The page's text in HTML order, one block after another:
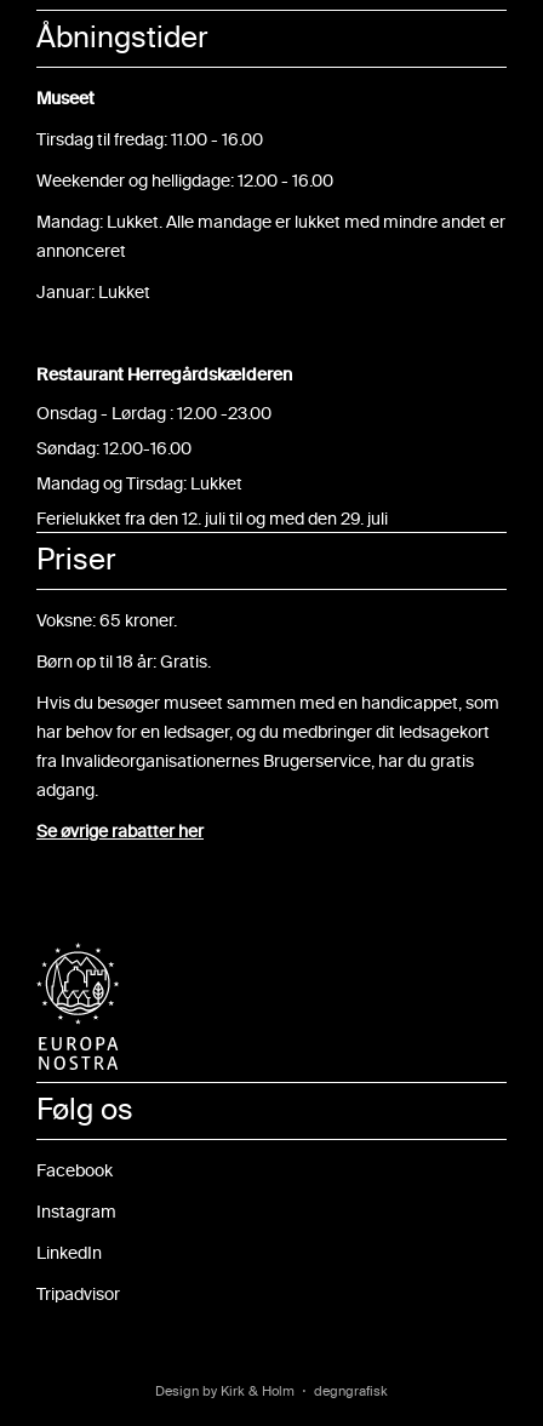
Åbningstider
Museet
Tirsdag til fredag: 11.00 - 16.00
Weekender og helligdage: 12.00 - 16.00
Mandag: Lukket. Alle mandage er lukket med mindre andet er
annonceret
Januar: Lukket
Restaurant Herregårdskælderen
Onsdag - Lørdag : 12.00 -23.00
Søndag: 12.00-16.00
Mandag og Tirsdag: Lukket
Ferielukket fra den 12. juli til og med den 29. juli
Priser
Voksne: 65 kroner.
Børn op til 18 år: Gratis.
Hvis du besøger museet sammen med en handicappet, som
har behov for en ledsager, og du medbringer dit ledsagekort
fra Invalideorganisationernes Brugerservice, har du gratis
adgang.
Se øvrige rabatter her
Følg os
Facebook
Instagram
LinkedIn
Tripadvisor
Design by Kirk & Holm ‧ degngrafisk